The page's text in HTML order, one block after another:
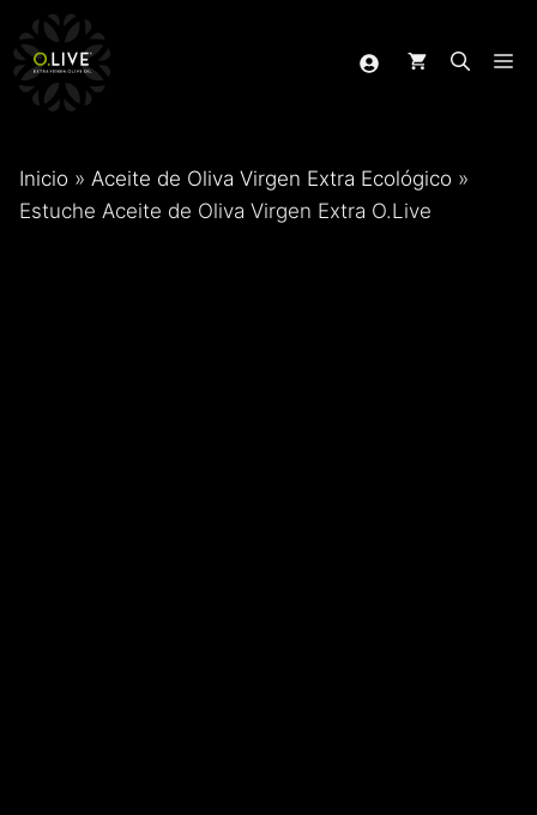
Saltar
contenido
Inicio » Aceite de Oliva Virgen Extra Ecológico »
Estuche Aceite de Oliva Virgen Extra O.Live